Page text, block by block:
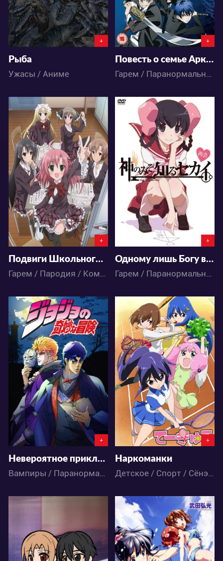
+
Рыба
Ужасы / Аниме
+
Повесть о семье Аркана
Гарем / Паранормальное / Экшен / Романтика / Сёдзё / Аниме
4715
1 4
+
Подвиги Школьного совета: Хроники академии Хэкие Lv.2
Гарем / Пародия / Комедия / Школа / Аниме
4161
1
+
Одному лишь Богу ведомый мир OVA-2
Гарем / Паранормальное / Комедия / Романтика / Сёнэн / Аниме
22363
1 39
+
Невероятное приключение ДжоДжо
Вампиры / Паранормальное / Экшен / Приключения / Сёнэн / Аниме
13144
0 4
+
Наркоманки
Детское / Спорт / Сёнэн / Аниме